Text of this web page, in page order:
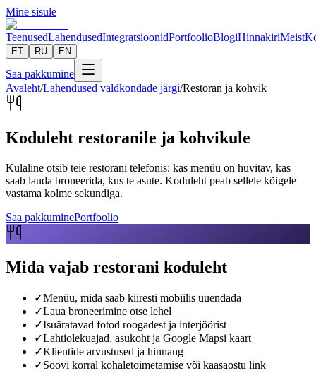
Mine sisule
TeenusedLahendusedIntegratsioonidPortfoolioBlogiHinnakiriMeist
ET RU EN
Saa pakkumine
Avaleht/Lahendused valdkondade järgi/Restoran ja kohvik
Koduleht restoranile ja kohvikule
Külaline otsib teie restorani telefonis: kas menüü on huvitav, kas
saab lauda broneerida, kus te asute. Koduleht peab sellele kõigele
vastama kolme sekundiga.
Saa pakkuminePortfoolio
Mida vajab restorani koduleht
✓Menüü, mida saab kiiresti mobiilis uuendada
✓Laua broneerimine otse lehel
✓Isuäratavad fotod roogadest ja interjöörist
✓Lahtiolekuajad, asukoht ja Google Mapsi kaart
✓Klientide arvustused ja hinnang
✓Soovi korral kohaletoimetamise või kaasaostu link